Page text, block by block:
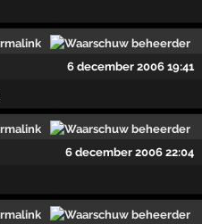
6 december 2006 19:41
6 december 2006 22:04